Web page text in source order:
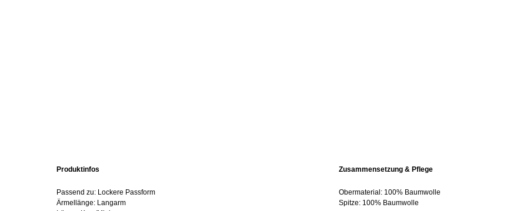
Produktinfos
Passend zu: Lockere Passform
Ärmellänge: Langarm
Zusammensetzung & Pflege
Obermaterial: 100% Baumwolle
Spitze: 100% Baumwolle